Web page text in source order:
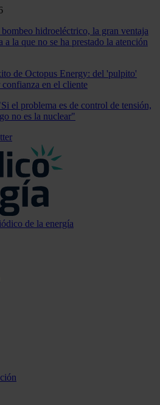
hidroeléctrico, la gran ventaja
a la que no se ha prestado la atención
de Octopus Energy: del 'pulpito'
confianza en el cliente
el problema es de control de tensión,
no es la nuclear"